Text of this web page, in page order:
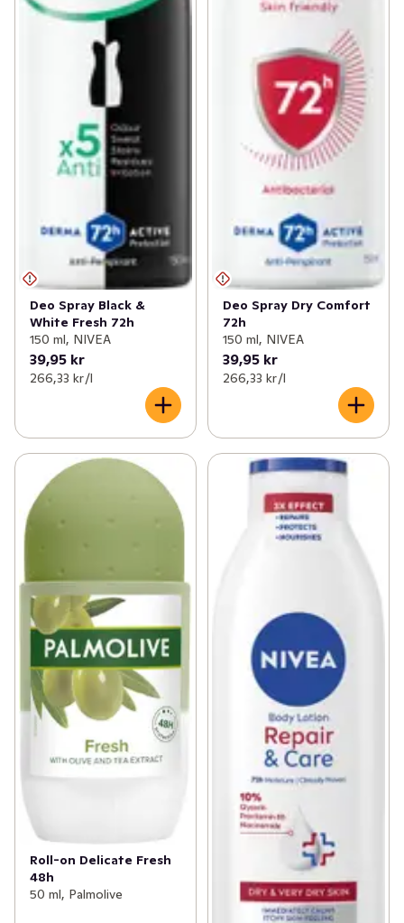
Deo Spray Black &
White Fresh 72h
150 ml, NIVEA
39,95 kr
266,33 kr /l
Deo Spray Dry Comfort
72h
150 ml, NIVEA
39,95 kr
266,33 kr /l
Roll-on Delicate Fresh
48h
50 ml, Palmolive